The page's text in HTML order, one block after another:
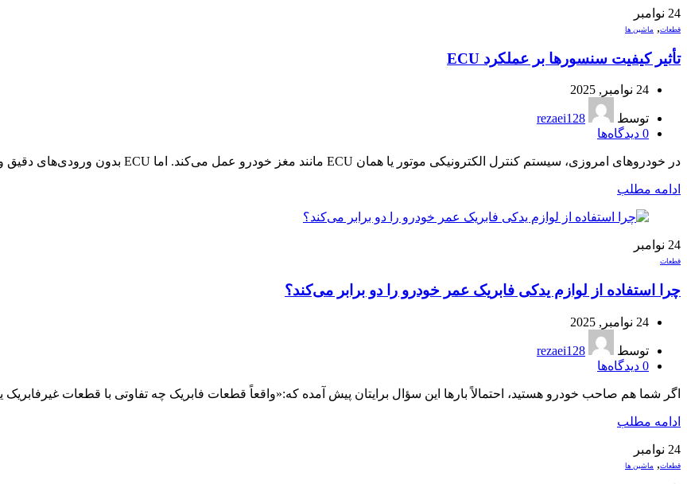
24 نوامبر
قطعات, ماشین ها
تأثیر کیفیت سنسورها بر عملکرد ECU
24 نوامبر, 2025
توسط
rezaei128
0 دیدگاه‌ها
در خودروهای امروزی، سیستم کنترل الکترونیکی موتور یا همان ECU مانند مغز خودرو عمل می‌کند. اما ECU بدون ورودی‌های دقیق و معتبر قادر به تح...
ادامه مطلب
24 نوامبر
قطعات
چرا استفاده از لوازم یدکی فابریک عمر خودرو را دو برابر می‌کند؟
24 نوامبر, 2025
توسط
rezaei128
0 دیدگاه‌ها
اگر شما هم صاحب خودرو هستید، احتمالاً بارها این سؤال برایتان پیش آمده که:«واقعاً قطعات فابریک چه تفاوتی با قطعات غیرفابریک
ادامه مطلب
24 نوامبر
قطعات, ماشین ها